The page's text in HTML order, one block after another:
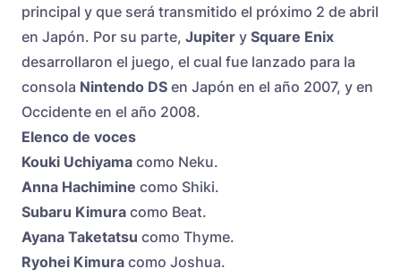
principal y que será transmitido el próximo 2 de abril
en Japón. Por su parte, Jupiter y Square Enix
desarrollaron el juego, el cual fue lanzado para la
consola Nintendo DS en Japón en el año 2007, y en
Occidente en el año 2008.
Elenco de voces
Kouki Uchiyama como Neku.
Anna Hachimine como Shiki.
Subaru Kimura como Beat.
Ayana Taketatsu como Thyme.
Ryohei Kimura como Joshua.